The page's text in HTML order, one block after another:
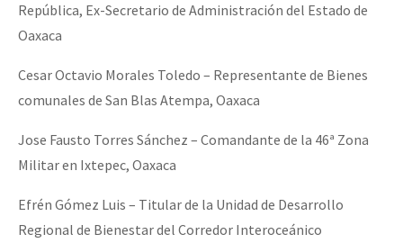
República, Ex-Secretario de Administración del Estado de
Oaxaca
Cesar Octavio Morales Toledo – Representante de Bienes
comunales de San Blas Atempa, Oaxaca
Jose Fausto Torres Sánchez – Comandante de la 46ª Zona
Militar en Ixtepec, Oaxaca
Efrén Gómez Luis – Titular de la Unidad de Desarrollo
Regional de Bienestar del Corredor Interoceánico